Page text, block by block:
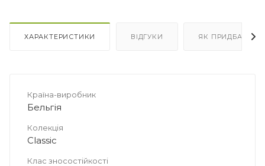
ХАРАКТЕРИСТИКИ ВІДГУКИ ЯК ПРИДБАТИ
Країна-виробник
Бельгія
Колекція
Classic
Клас зносостійкості